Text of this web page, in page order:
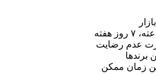
عدم رضایت
برندها
زمان ممکن